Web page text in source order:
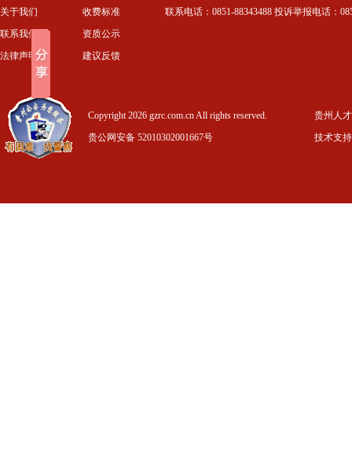
关于我们
联系我们
法律声明
收费标准
资质公示
建议反馈
联系电话：0851-88343488 投诉举报电话：
Copyright 2026 gzrc.com.cn All rights reserved.
贵公网安备 52010302001667号
贵州人
技术支